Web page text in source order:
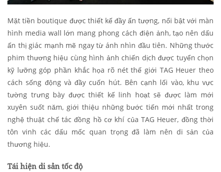
Mặt tiền boutique được thiết kế đầy ấn tượng, nổi bật với màn
hình media wall lớn mang phong cách điện ảnh, tạo nên dấu
ấn thị giác mạnh mẽ ngay từ ánh nhìn đầu tiên. Những thước
phim thương hiệu cùng hình ảnh chiến dịch được tuyển chọn
kỹ lưỡng góp phần khắc họa rõ nét thế giới TAG Heuer theo
cách sống động và đầy cuốn hút. Bên cạnh lối vào, khu vực
tường trưng bày được thiết kế linh hoạt sẽ được làm mới
xuyên suốt năm, giới thiệu những bước tiến mới nhất trong
nghệ thuật chế tác đồng hồ cơ khí của TAG Heuer, đồng thời
tôn vinh các dấu mốc quan trọng đã làm nên di sản của
thương hiệu.
Tái hiện di sản tốc độ